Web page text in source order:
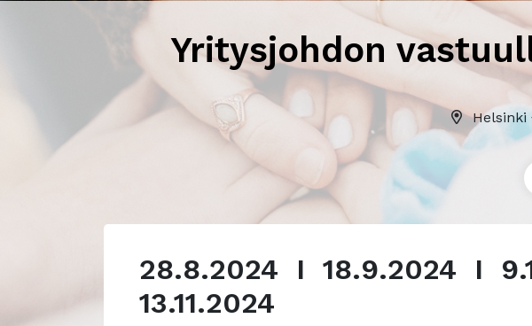
Yritysjohdon
Helsinki
28.8.2024 I 18.9.2024 I
13.11.2024